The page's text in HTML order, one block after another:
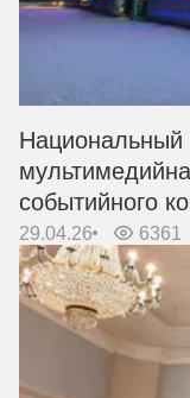
событийного
29.04.26 6361